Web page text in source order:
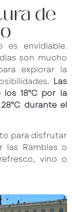
de
es envidiable.
son mucho
explorar la
Las
18°C por la
durante el
para disfrutar
las Ramblas o
vino o